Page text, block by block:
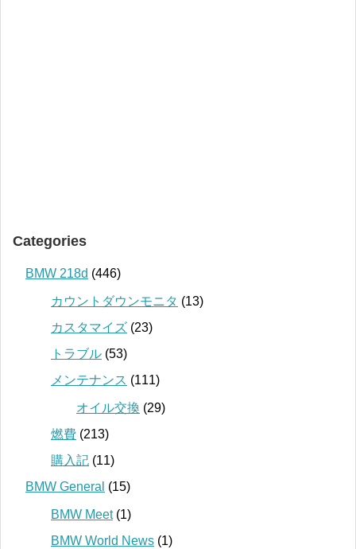
Categories
BMW 218d (446)
カウントダウンモニタ (13)
カスタマイズ (23)
トラブル (53)
メンテナンス (111)
オイル交換 (29)
燃費 (213)
購入記 (11)
BMW General (15)
BMW Meet(1)
BMW World News (1)